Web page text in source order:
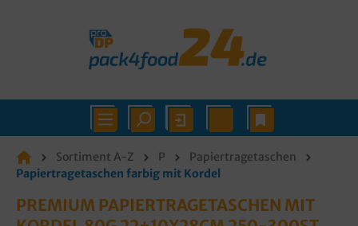
Sortiment A-Z P
Papiertragetaschen
Papiertragetaschen farbig mit Kordel
PREMIUM PAPIERTRAGETASCHEN MIT